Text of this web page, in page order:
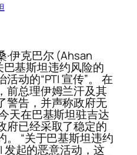
·伊克巴尔 (Ahsan
基斯坦违约风险的
动的“PTI 宣传”。 在
前总理伊姆兰汗及其
警告，并声称政府无
天在巴基斯坦驻吉达
府已经采取了稳定的
。 “关于巴基斯坦违约
发起的恶意活动，这